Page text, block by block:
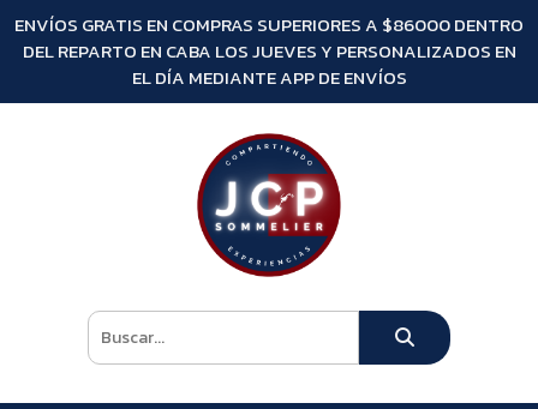
ENVÍOS GRATIS EN COMPRAS SUPERIORES A $86000 DENTRO
DEL REPARTO EN CABA LOS JUEVES Y PERSONALIZADOS EN
EL DÍA MEDIANTE APP DE ENVÍOS